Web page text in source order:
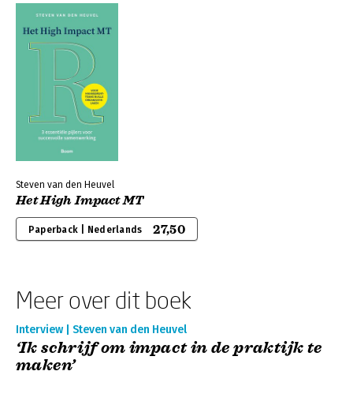
Steven van den Heuvel
Het High Impact MT
Paperback | Nederlands 27,50
Meer over dit boek
Interview | Steven van den Heuvel
‘Ik schrijf om impact in de praktijk te
maken’